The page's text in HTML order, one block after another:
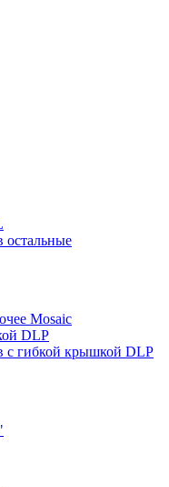
остальные
Mosaic
DLP
с гибкой крышкой DLP